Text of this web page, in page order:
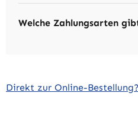
Welche Zahlungsarten
Direkt zur Online-Bestellung?